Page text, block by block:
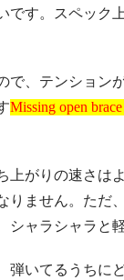
です。スペック
で、テンション
Missing open
Missing open brace for superscript
上がりの速さは
りません。ただ
シャラシャラと
弾いてるうちに